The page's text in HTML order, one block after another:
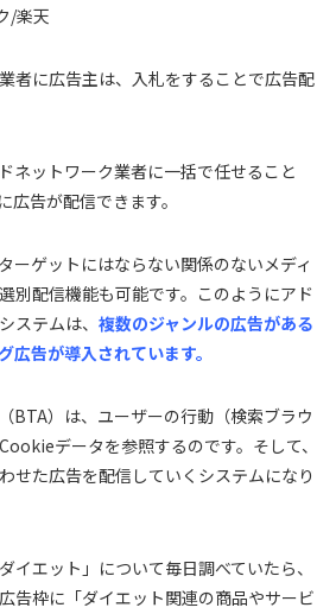
/楽天
者に広告主は、入札をすることで広告配
ネットワーク業者に一括で任せること
広告が配信できます。
ーゲットにはならない関係のないメディ
別配信機能も可能です。このようにアド
ステムは、 複数のジャンルの広告がある
広告が導入されています。
BTA）は、ユーザーの行動（検索ブラウ
データを参照するのです。そして、
せた広告を配信していくシステムになり
イエット」について毎日調べていたら、
告枠に「ダイエット関連の商品やサービ